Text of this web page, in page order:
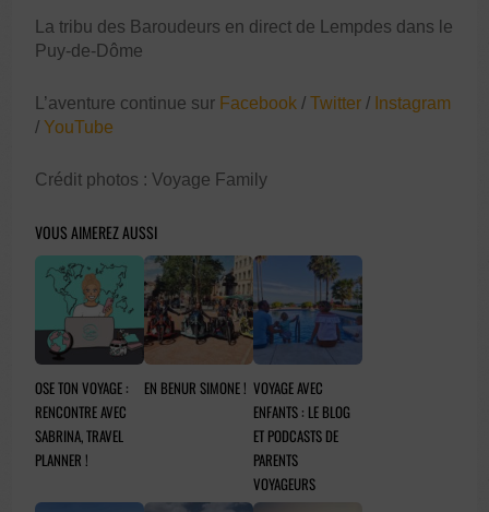
La tribu des Baroudeurs en direct de Lempdes dans le
Puy-de-Dôme
L’aventure continue sur Facebook /Twitter/ Instagram
/YouTube
Crédit photos : Voyage Family
VOUS AIMEREZ AUSSI
OSE TON VOYAGE :
RENCONTRE AVEC
SABRINA, TRAVEL
PLANNER !
EN BENUR SIMONE ! VOYAGE AVEC
ENFANTS : LE BLOG
ET PODCASTS DE
PARENTS
VOYAGEURS